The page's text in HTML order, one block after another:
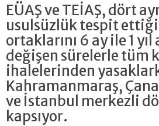
EÜAŞ ve TEİAŞ, dört
usulsüzlük tespit
ortaklarını 6 ay ile 1 yıl
değişen sürelerle tüm
ihalelerinden
Kahramanmaraş,
ve İstanbul merkezli
kapsıyor.